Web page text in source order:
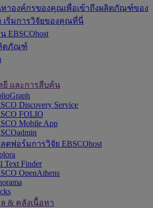
าองค์กรของคุณเพื่อเข้าถึงผลิตภัณฑ์ของ
เริ่มการวิจัยของคุณที่นี่
EBSCOhost
ตภัณฑ์
ยี และการสืบค้น
Discovery Service
FOLIO
Mobile App
ตฟอร์มการวิจัย EBSCOhost
Text Finder
OpenAthens
& คลังเนื้อหา